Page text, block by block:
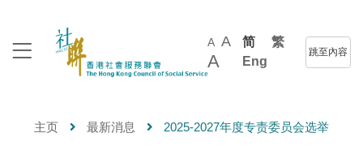
A A
A
简
繁
Eng
跳至內容
主页 最新消息 2025-2027年度专责委员会选举